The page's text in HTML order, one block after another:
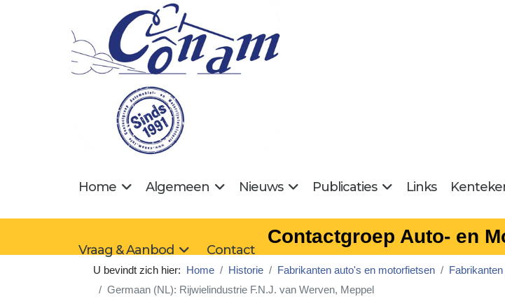
Home Algemeen Nieuws Publicaties Links
Vraag & Aanbod Contact
Contactgroep Auto- en
U bevindt zich hier: Home Historie Fabrikanten auto's en motorfietsen
Germaan (NL): Rijwielindustrie F.N.J. van Werven, Meppel